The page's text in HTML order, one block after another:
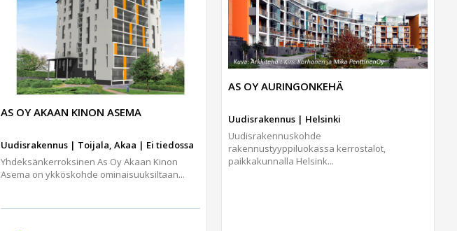
AS OY AKAAN KINON ASEMA
Uudisrakennus | Toijala, Akaa | Ei tiedossa
Yhdeksänkerroksinen As Oy Akaan Kinon
Asema on ykköskohde ominaisuuksiltaan...
AS OY AURINGONKEHÄ
Uudisrakennus | Helsinki
Uudisrakennuskohde
rakennustyyppiluokassa kerrostalot,
paikkakunnalla Helsink...